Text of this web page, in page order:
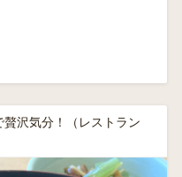
贅沢気分！（レストラン